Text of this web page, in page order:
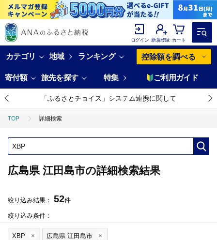
ログイン 新規登録 カート
カテゴリ 地域 ランキング 控除額を調べる
寄付額 旅先を探す 特集 ご利用ガイド
「ふるさとチョイス」システム連携に関して
TOP 詳細検索
広島県 江田島市の詳細検索結果
絞り込み結果： 52件
絞り込み条件：
XBP 広島県 江田島市